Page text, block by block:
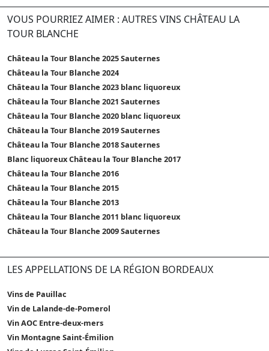
VOUS POURRIEZ AIMER : AUTRES VINS CHÂTEAU LA
TOUR BLANCHE
Château la Tour Blanche 2025 Sauternes
Château la Tour Blanche 2024
Château la Tour Blanche 2023 blanc liquoreux
Château la Tour Blanche 2021 Sauternes
Château la Tour Blanche 2020 blanc liquoreux
Château la Tour Blanche 2019 Sauternes
Château la Tour Blanche 2018 Sauternes
Blanc liquoreux Château la Tour Blanche 2017
Château la Tour Blanche 2016
Château la Tour Blanche 2015
Château la Tour Blanche 2013
Château la Tour Blanche 2011 blanc liquoreux
Château la Tour Blanche 2009 Sauternes
LES APPELLATIONS DE LA RÉGION BORDEAUX
Vins de Pauillac
Vin de Lalande-de-Pomerol
Vin AOC Entre-deux-mers
Vin Montagne Saint-Émilion